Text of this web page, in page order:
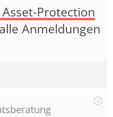
Protection
Anmeldungen